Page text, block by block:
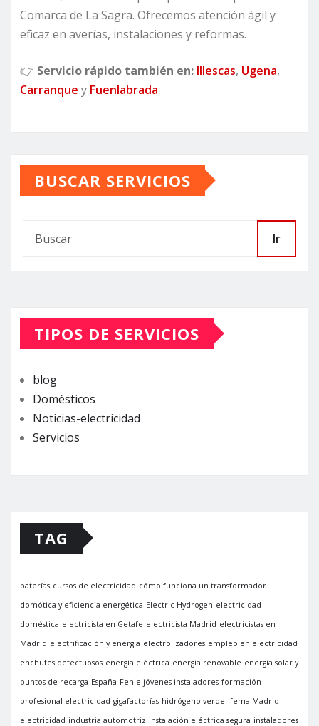
Comarca de La Sagra. Ofrecemos atención ágil y
eficaz en averías, instalaciones y reformas.
👉 Servicio rápido también en: Illescas, Ugena,
Carranque y Fuenlabrada.
BUSCAR SERVICIOS
Ir
TIPOS DE SERVICIOS
blog
Domésticos
Noticias-electricidad
Servicios
TAG
baterías cursos de electricidad cómo funciona un transformador
domótica y eficiencia energética Electric Hydrogen electricidad
doméstica electricista en Getafe electricista Madrid electricistas en
Madrid electrificación y energía electrolizadores empleo en electricidad
enchufes defectuosos energía eléctrica energía renovable energía solar y
puntos de recarga España Fenie jóvenes instaladores formación
profesional electricidad gigafactorías hidrógeno verde Ifema Madrid
electricidad industria automotriz instalación eléctrica segura instaladores